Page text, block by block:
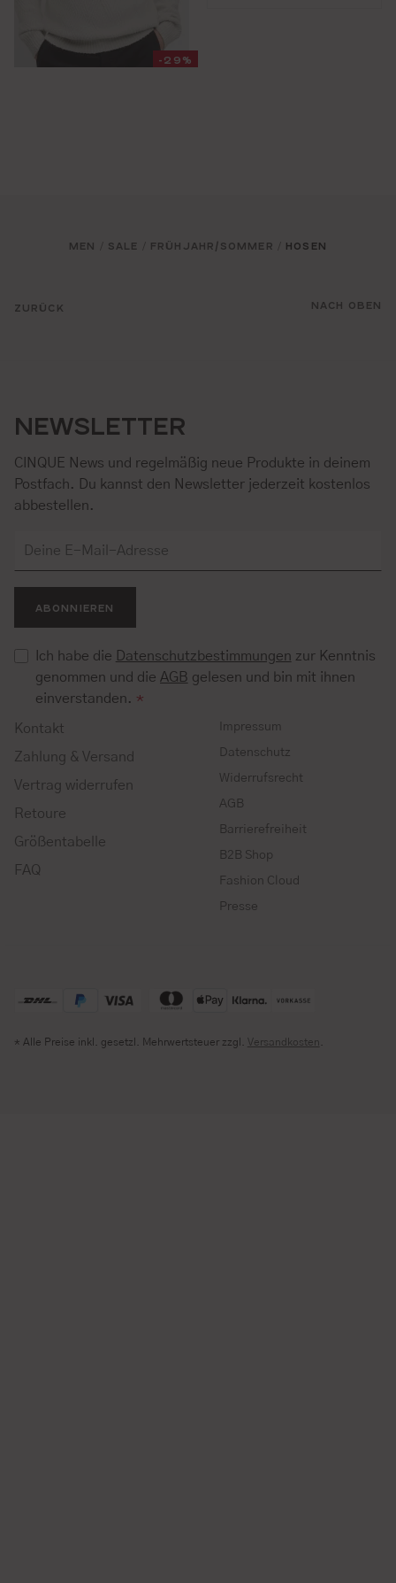
-29%
ZURÜCK
MEN SALE FRÜHJAHR/SOMMER HOSEN
NACH OBEN
NEWSLETTER
CINQUE News und regelmäßig neue Produkte in deinem
Postfach. Du kannst den Newsletter jederzeit kostenlos
abbestellen.
ABONNIEREN
Ich habe die Datenschutzbestimmungen zur Kenntnis
genommen und die AGB gelesen und bin mit ihnen
einverstanden. *
Kontakt
Zahlung & Versand
Vertrag widerrufen
Retoure
Größentabelle
FAQ
Impressum
Datenschutz
Widerrufsrecht
AGB
Barrierefreiheit
B2B Shop
Fashion Cloud
Presse
* Alle Preise inkl. gesetzl. Mehrwertsteuer zzgl. Versandkosten